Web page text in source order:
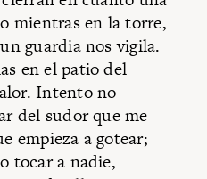
mientras en la torre,
guardia nos vigila.
en el patio del
Intento no
del sudor que me
empieza a gotear;
tocar a nadie,